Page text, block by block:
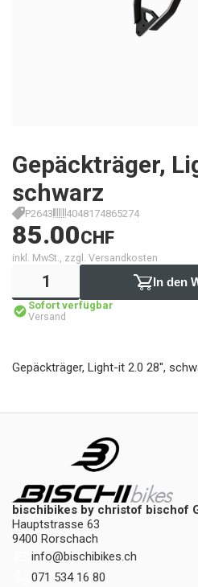
Gepäckträger,
schwarz
P2643 4048174865274
85.00CHF
inkl. MwSt., zzgl. Versandkosten
In den
Sofort verfügbar
Versand
Gepäckträger, Light-it 2.0 28'',
bischibikes by christof bischof
Hauptstrasse 63
9400 Rorschach
info@bischibikes.ch
071 534 16 80